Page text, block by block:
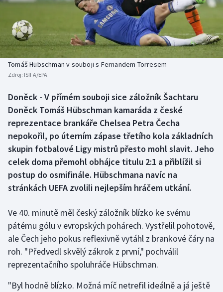
Basketbal
Biatlon
Box
Curling
Dostihy
Florbal
Golf
Gymnastika
Historické návraty
Aplikace ČT sport
Tomáš Hübschman v souboji s Fernandem Torresem
Zdroj: ISIFA/EPA
Doněck - V přímém souboji sice záložník Šachtaru
Doněck Tomáš Hübschman kamaráda z české
reprezentace brankáře Chelsea Petra Čecha
nepokořil, po úterním zápase třetího kola základních
skupin fotbalové Ligy mistrů přesto mohl slavit. Jeho
celek doma přemohl obhájce titulu 2:1 a přiblížil si
postup do osmifinále. Hübschmana navíc na
stránkách UEFA zvolili nejlepším hráčem utkání.
Ve 40. minutě měl český záložník blízko ke svému
pátému gólu v evropských pohárech. Vystřelil pohotově,
ale Čech jeho pokus reflexivně vytáhl z brankové čáry na
roh. "Předvedl skvělý zákrok z první," pochválil
reprezentačního spoluhráče Hübschman.
"Byl hodně blízko. Možná míč netrefil ideálně a já ještě